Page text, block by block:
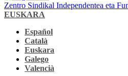
Zentro Sindikal Independentea eta
EUSKARA
Español
Català
Euskara
Galego
Valencià